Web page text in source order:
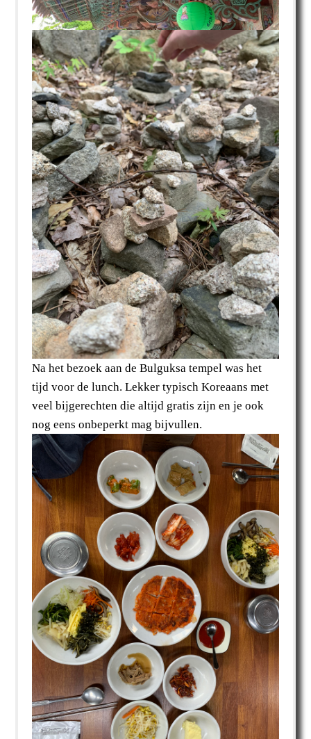
Na het bezoek aan de Bulguksa tempel was het
tijd voor de lunch. Lekker typisch Koreaans met
veel bijgerechten die altijd gratis zijn en je ook
nog eens onbeperkt mag bijvullen.